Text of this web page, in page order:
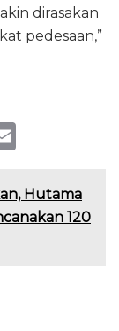
dirasakan
pedesaan,”
ai
l
Hutama
120